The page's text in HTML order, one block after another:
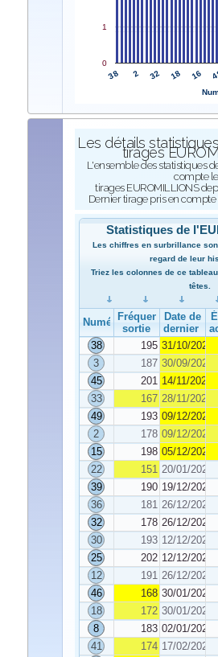
38 2 32 18 16
0
1
Les détails
tirages
L'ensemble des statistiques
compte
tirages EUROMILLIONS
Dernier tirage pris en compte
Statistiques de
Les chiffres en surbrillance
regard de leur
Triez les colonnes de ce
têtes.
NuméroFréquence de
sortie
Date de
dernier
38
195 31/10/2025
3
187 30/09/2025
45
201 14/11/2025
33
167 28/11/2025
49
193 09/12/2025
2
178 09/12/2025
15
198 05/12/2025
22
151 20/01/2026
39
190 19/12/2025
36
181 26/12/2025
32
178 26/12/2025
30
193 12/12/2025
25
202 12/12/2025
12
191 26/12/2025
46
168 30/01/2026
18
172 30/01/2026
8
183 02/01/2026
41
174 17/02/2026